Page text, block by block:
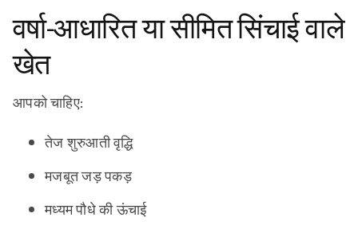
वर्षा-आधारित या सीमित सिंचाई वाले
खेत
आपको चाहिए:
तेज शुरुआती वृद्धि
मजबूत जड़ पकड़
मध्यम पौधे की ऊंचाई